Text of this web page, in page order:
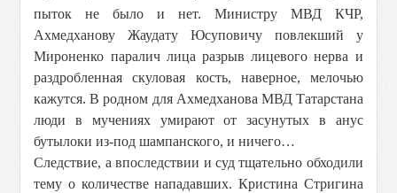
пыток не было и нет. Министру МВД КЧР,
Ахмедханову Жаудату Юсуповичу повлекший у
Мироненко паралич лица разрыв лицевого нерва и
раздробленная скуловая кость, наверное, мелочью
кажутся. В родном для Ахмедханова МВД Татарстана
люди в мучениях умирают от засунутых в анус
бутылоки из-под шампанского, и ничего…
Следствие, а впоследствии и суд тщательно обходили
тему о количестве нападавших. Кристина Стригина